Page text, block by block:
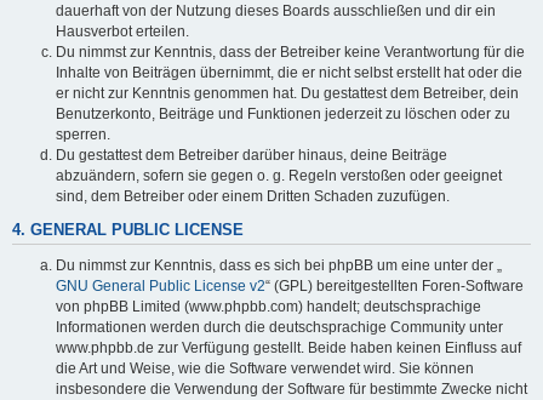
dauerhaft von der Nutzung dieses Boards ausschließen und dir ein
Hausverbot erteilen.
Du nimmst zur Kenntnis, dass der Betreiber keine Verantwortung für die
Inhalte von Beiträgen übernimmt, die er nicht selbst erstellt hat oder die
er nicht zur Kenntnis genommen hat. Du gestattest dem Betreiber, dein
Benutzerkonto, Beiträge und Funktionen jederzeit zu löschen oder zu
sperren.
Du gestattest dem Betreiber darüber hinaus, deine Beiträge
abzuändern, sofern sie gegen o. g. Regeln verstoßen oder geeignet
sind, dem Betreiber oder einem Dritten Schaden zuzufügen.
4. GENERAL PUBLIC LICENSE
Du nimmst zur Kenntnis, dass es sich bei phpBB um eine unter der „
GNU General Public License v2“ (GPL) bereitgestellten Foren-Software
von phpBB Limited (www.phpbb.com) handelt; deutschsprachige
Informationen werden durch die deutschsprachige Community unter
www.phpbb.de zur Verfügung gestellt. Beide haben keinen Einfluss auf
die Art und Weise, wie die Software verwendet wird. Sie können
insbesondere die Verwendung der Software für bestimmte Zwecke nicht